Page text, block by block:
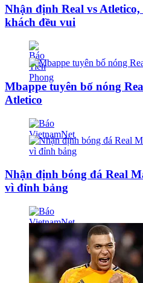
Nhận định Real vs
khách đều vui
Mbappe tuyên bố nóng
Atletico
Nhận định bóng đá Real
vì đỉnh bảng